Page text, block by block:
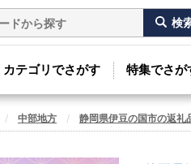
カテゴリでさがす 特集でさが
中部地方 静岡県伊豆の国市の返礼